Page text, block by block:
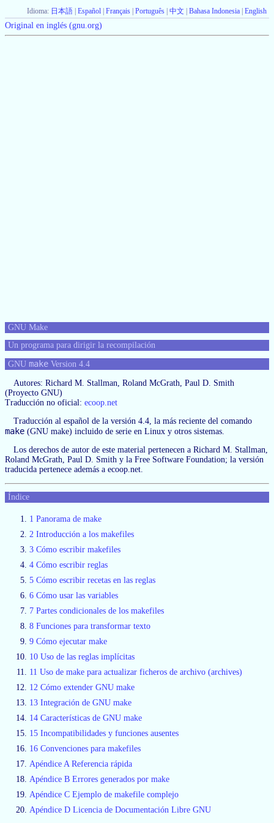
Idioma: 日本語 Español Français Português 中文 Bahasa Indonesia English
Original en inglés (gnu.org)
GNU Make
Un programa para dirigir la recompilación
GNU make Version 4.4
Autores: Richard M. Stallman, Roland McGrath, Paul D. Smith
(Proyecto GNU)
Traducción no oficial: ecoop.net
Traducción al español de la versión 4.4, la más reciente del comando
make (GNU make) incluido de serie en Linux y otros sistemas.
Los derechos de autor de este material pertenecen a Richard M. Stallman,
Roland McGrath, Paul D. Smith y la Free Software Foundation; la versión
traducida pertenece además a ecoop.net.
Índice
1 Panorama de make
2 Introducción a los makefiles
3 Cómo escribir makefiles
4 Cómo escribir reglas
5 Cómo escribir recetas en las reglas
6 Cómo usar las variables
7 Partes condicionales de los makefiles
8 Funciones para transformar texto
9 Cómo ejecutar make
10 Uso de las reglas implícitas
11 Uso de make para actualizar ficheros de archivo (archives)
12 Cómo extender GNU make
13 Integración de GNU make
14 Características de GNU make
15 Incompatibilidades y funciones ausentes
16 Convenciones para makefiles
Apéndice A Referencia rápida
Apéndice B Errores generados por make
Apéndice C Ejemplo de makefile complejo
Apéndice D Licencia de Documentación Libre GNU